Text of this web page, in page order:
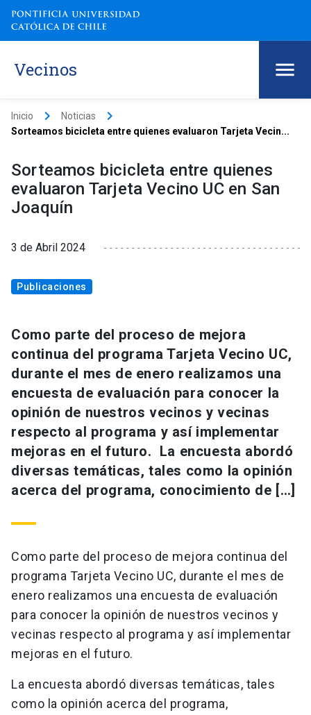
Vecinos
Inicio keyboard_arrow_right Noticias keyboard_arrow_right
Sorteamos bicicleta entre quienes evaluaron Tarjeta Vecin...
Sorteamos bicicleta entre quienes
evaluaron Tarjeta Vecino UC en San
Joaquín
3 de Abril 2024
Publicaciones
Como parte del proceso de mejora
continua del programa Tarjeta Vecino UC,
durante el mes de enero realizamos una
encuesta de evaluación para conocer la
opinión de nuestros vecinos y vecinas
respecto al programa y así implementar
mejoras en el futuro. La encuesta abordó
diversas temáticas, tales como la opinión
acerca del programa, conocimiento de […]
Como parte del proceso de mejora continua del
programa Tarjeta Vecino UC, durante el mes de
enero realizamos una encuesta de evaluación
para conocer la opinión de nuestros vecinos y
vecinas respecto al programa y así implementar
mejoras en el futuro.
La encuesta abordó diversas temáticas, tales
como la opinión acerca del programa,